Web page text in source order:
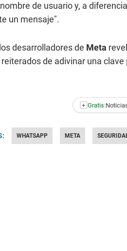
de usuario y, a
un mensaje".
desarrolladores de Meta
de adivinar una
+ Gratis:
WHATSAPP META